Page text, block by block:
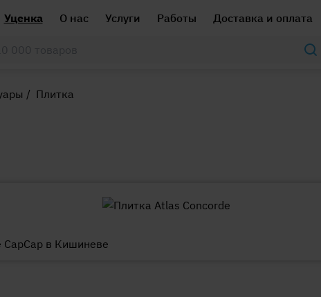
Уценка О нас Услуги Работы Доставка и оплата
/ Плитка